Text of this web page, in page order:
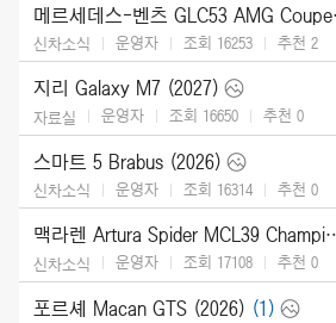
메르
신차소식 운영자 조회 16253 추천 2
지리 Galaxy M7 (2027)
자료실 운영자 조회 16650 추천 0
스마트 5 Brabus (2026)
신차소식 운영자 조회 16314 추천 0
맥라렌 Artura Spider
신차소식 운영자 조회 17108 추천 0
포르셰 Macan GTS (2026) (1)